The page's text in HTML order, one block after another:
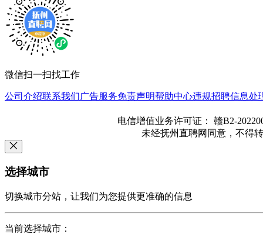
微信扫一扫找工作
公司介绍联系我们广告服务免责声明帮助中心违规招聘信息处
电信增值业务许可证： 赣B2-
未经抚州直聘网同意，不得
选择城市
切换城市分站，让我们为您提供更准确的信息
当前选择城市：